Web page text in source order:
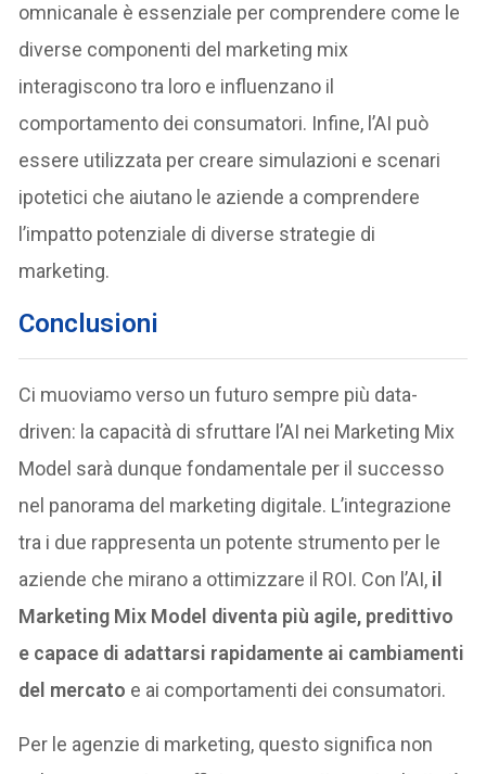
omnicanale è essenziale per comprendere come le
diverse componenti del marketing mix
interagiscono tra loro e influenzano il
comportamento dei consumatori. Infine, l’AI può
essere utilizzata per creare simulazioni e scenari
ipotetici che aiutano le aziende a comprendere
l’impatto potenziale di diverse strategie di
marketing.
Conclusioni
Ci muoviamo verso un futuro sempre più data-
driven: la capacità di sfruttare l’AI nei Marketing Mix
Model sarà dunque fondamentale per il successo
nel panorama del marketing digitale. L’integrazione
tra i due rappresenta un potente strumento per le
aziende che mirano a ottimizzare il ROI. Con l’AI, il
Marketing Mix Model diventa più agile, predittivo
e capace di adattarsi rapidamente ai cambiamenti
del mercato e ai comportamenti dei consumatori.
Per le agenzie di marketing, questo significa non